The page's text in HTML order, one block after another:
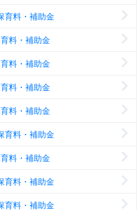
育料・補助金
料・補助金
料・補助金
料・補助金
料・補助金
育料・補助金
料・補助金
育料・補助金
育料・補助金